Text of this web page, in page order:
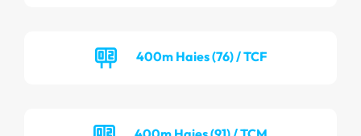
400m Haies (76) / TCF